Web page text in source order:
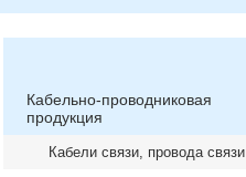
Кабельно-проводниковая
продукция
Кабели связи, провода связи